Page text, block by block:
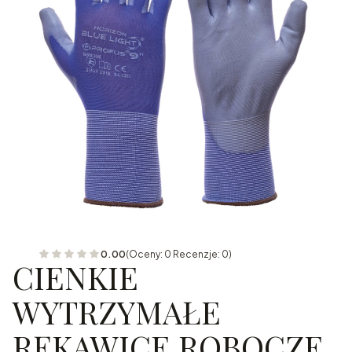
0.00(Oceny: 0 Recenzje: 0)
CIENKIE
WYTRZYMAŁE